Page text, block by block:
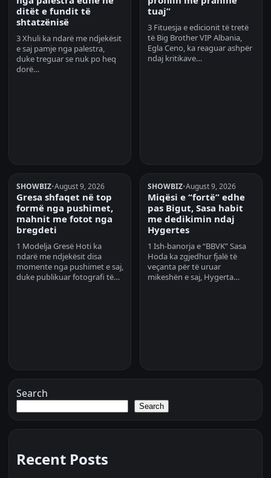
ditët e fundit të
shtatzënisë
3 Xhuli ka ndarë me ndjekësit
e saj pamje nga palestra,
duke treguar se nuk po heq
dorë…
tuaj”
3 Fituesja e edicionit të tretë
të Big Brother VIP Albania,
Egla Ceno, ka reaguar ashpër
ndaj kritikave…
SHOWBIZ•August 9, 2026
Gresa shfaqet në top
formë nga pushimet,
mahnit me fotot nga
bregdeti
1 Modelja Gresë Hoti ka
ndarë me ndjekësit disa
momente nga pushimet e saj,
duke publikuar fotografi të…
SHOWBIZ•August 9, 2026
Miqësi e “fortë” edhe
pas Bigut, Sasa habit
me dedikimin ndaj
Hygertes
1 Ish-banorja e “BBVK” Sasa
Hoda ka zgjedhur fjalë të
veçanta për të uruar
mikeshën e saj, Hygerta…
Search
Search
Recent Posts